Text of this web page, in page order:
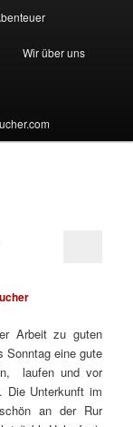
Wir über uns
Arbeit zu guten
Sonntag eine gute
laufen und vor
Die Unterkunft im
an der Rur